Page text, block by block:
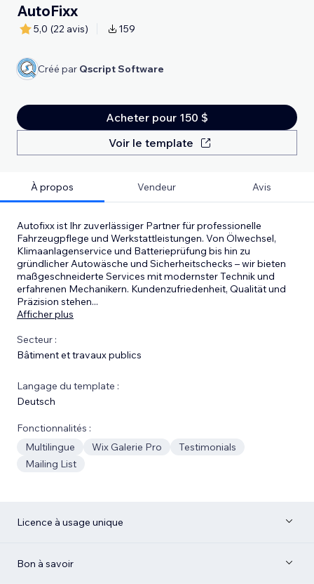
AutoFixx
5,0 (22 avis) 159
Créé par Qscript Software
Acheter pour 150 $
Voir le template
À propos Vendeur Avis
Autofixx ist Ihr zuverlässiger Partner für professionelle
Fahrzeugpflege und Werkstattleistungen. Von Ölwechsel,
Klimaanlagenservice und Batterieprüfung bis hin zu
gründlicher Autowäsche und Sicherheitschecks – wir bieten
maßgeschneiderte Services mit modernster Technik und
erfahrenen Mechanikern. Kundenzufriedenheit, Qualität und
Präzision stehen...
Afficher plus
Secteur :
Bâtiment et travaux publics
Langage du template :
Deutsch
Fonctionnalités :
Multilingue
Wix Galerie Pro
Testimonials
Mailing List
Licence à usage unique
Bon à savoir